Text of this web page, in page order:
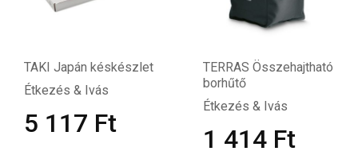
TAKI Japán késkészlet
Étkezés & Ivás
5 117 Ft
TERRAS Összehajtható
borhűtő
Étkezés & Ivás
1 414 Ft